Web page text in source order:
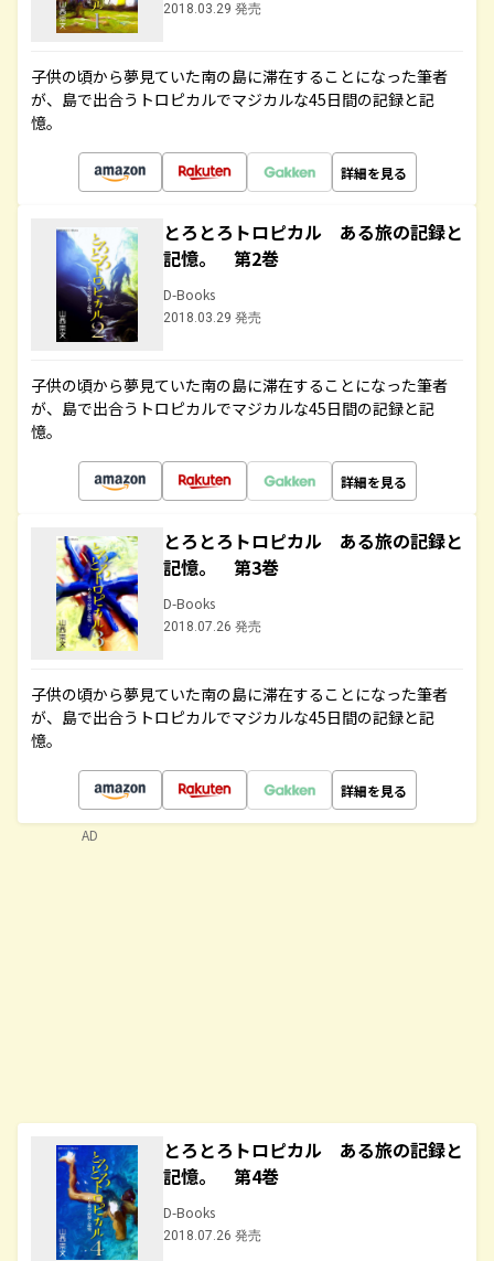
2018.03.29 発売
子供の頃から夢見ていた南の島に滞在することになった筆者
が、島で出合うトロピカルでマジカルな45日間の記録と記
憶。
詳細を見る
とろとろトロピカル ある旅の記録と
記憶。 第2巻
D-Books
2018.03.29 発売
子供の頃から夢見ていた南の島に滞在することになった筆者
が、島で出合うトロピカルでマジカルな45日間の記録と記
憶。
詳細を見る
とろとろトロピカル ある旅の記録と
記憶。 第3巻
D-Books
2018.07.26 発売
子供の頃から夢見ていた南の島に滞在することになった筆者
が、島で出合うトロピカルでマジカルな45日間の記録と記
憶。
詳細を見る
とろとろトロピカル ある旅の記録と
記憶。 第4巻
D-Books
2018.07.26 発売
AD